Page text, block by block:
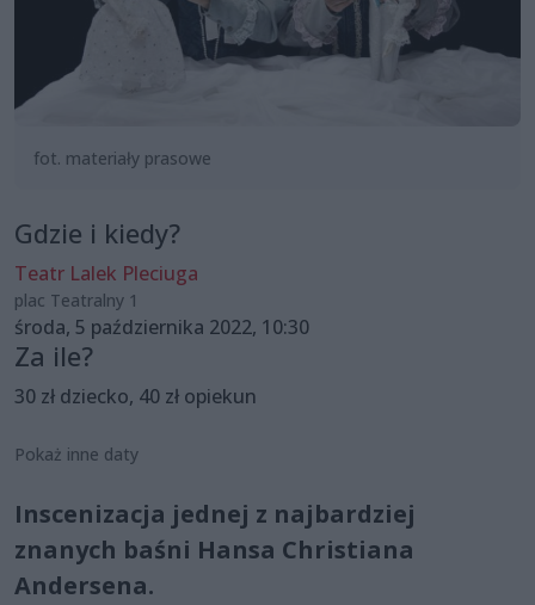
fot. materiały prasowe
Gdzie i kiedy?
Teatr Lalek Pleciuga
plac Teatralny 1
środa, 5 października 2022, 10:30
Za ile?
30 zł dziecko, 40 zł opiekun
Pokaż inne daty
Inscenizacja jednej z najbardziej
znanych baśni Hansa Christiana
Andersena.